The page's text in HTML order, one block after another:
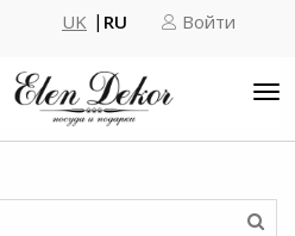
UK RU Войти